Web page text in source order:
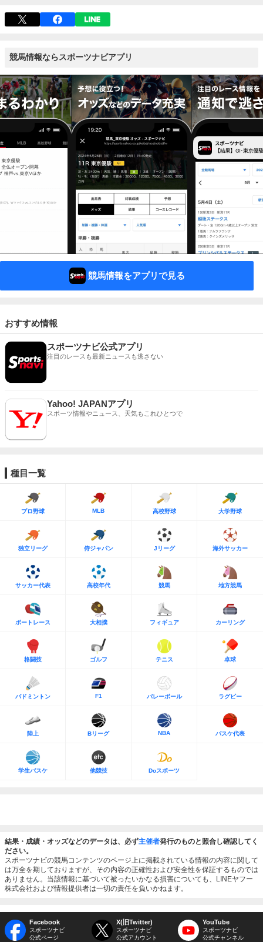
競馬情報ならスポーツナビアプリ
競馬情報をアプリで見る
おすすめ情報
スポーツナビ公式アプリ
注目のレースも最新ニュースも逃さない
Yahoo! JAPANアプリ
スポーツ情報やニュース、天気もこれひとつで
種目一覧
プロ野球 MLB 高校野球 大学野球
独立リーグ 侍ジャパン Jリーグ 海外サッカー
サッカー代表 高校年代 競馬 地方競馬
ボートレース 大相撲 フィギュア カーリング
格闘技 ゴルフ テニス 卓球
バドミントン F1 バレーボール ラグビー
陸上 Bリーグ NBA バスケ代表
学生バスケ 他競技 Doスポーツ
結果・成績・オッズなどのデータは、必ず主催者発行のものと照合し確認してく
ださい。
スポーツナビの競馬コンテンツのページ上に掲載されている情報の内容に関して
は万全を期しておりますが、その内容の正確性および安全性を保証するものでは
ありません。当該情報に基づいて被ったいかなる損害についても、LINEヤフー
株式会社および情報提供者は一切の責任を負いかねます。
Facebook
スポーツナビ
公式ページ
X(旧Twitter)
スポーツナビ
公式アカウント
YouTube
スポーツナビ
公式チャンネル